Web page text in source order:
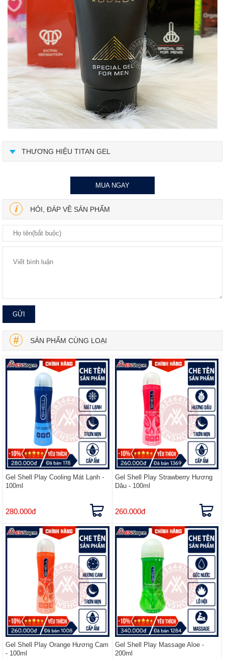
THƯƠNG HIỆU TITAN GEL
MUA NGAY
HỎI, ĐÁP VỀ SẢN PHẨM
SẢN PHẨM CÙNG LOẠI
Gel Shell Play Cooling Mát Lạnh -
100ml
280.000đ
Gel Shell Play Strawberry Hương
Dâu - 100ml
260.000đ
Gel Shell Play Orange Hương Cam
- 100ml
Gel Shell Play Massage Aloe -
200ml